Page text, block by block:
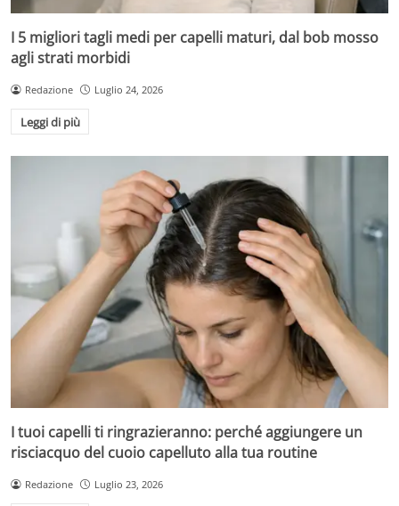
I 5 migliori tagli medi per capelli maturi, dal bob mosso
agli strati morbidi
Redazione Luglio 24, 2026
Leggi di più
I tuoi capelli ti ringrazieranno: perché aggiungere un
risciacquo del cuoio capelluto alla tua routine
Redazione Luglio 23, 2026